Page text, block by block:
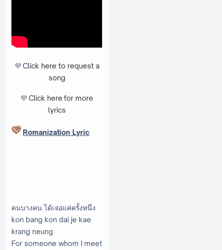
💜 Click here to request a
song
💜 Click here for more
lyrics
Romanization Lyric
คนบางคน ได้เจอแค่ครั้งหนึ่ง
kon bang kon dai je kae
krang neung
For someone whom I meet